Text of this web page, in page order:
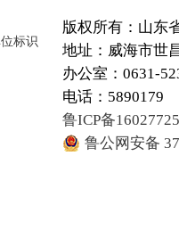
版权所有：山东
地址：威海市世
办公室：0631-
电话：5890179
鲁ICP备
鲁公网安备